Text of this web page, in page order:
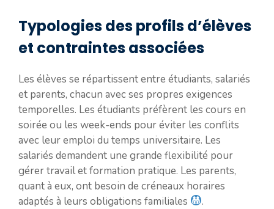
Typologies des profils d’élèves
et contraintes associées
Les élèves se répartissent entre étudiants, salariés
et parents, chacun avec ses propres exigences
temporelles. Les étudiants préfèrent les cours en
soirée ou les week-ends pour éviter les conflits
avec leur emploi du temps universitaire. Les
salariés demandent une grande flexibilité pour
gérer travail et formation pratique. Les parents,
quant à eux, ont besoin de créneaux horaires
adaptés à leurs obligations familiales
.